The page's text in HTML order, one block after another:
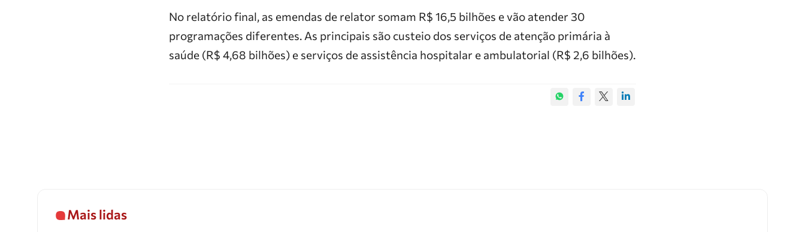
No relatório final, as emendas de relator somam R$ 16,5 bilhões e vão atender 30
programações diferentes. As principais são custeio dos serviços de atenção primária à
saúde (R$ 4,68 bilhões) e serviços de assistência hospitalar e ambulatorial (R$ 2,6 bilhões).
Mais lidas